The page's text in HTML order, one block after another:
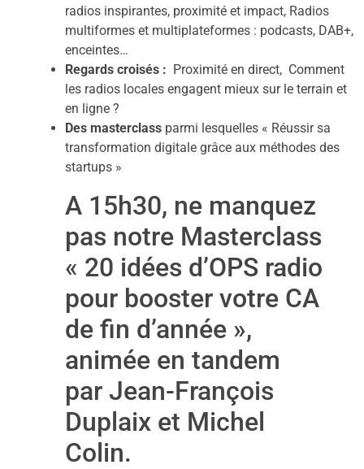
radios inspirantes, proximité et impact, Radios
multiformes et multiplateformes : podcasts, DAB+,
enceintes…
Regards croisés : Proximité en direct, Comment
les radios locales engagent mieux sur le terrain et
en ligne ?
Des masterclass parmi lesquelles « Réussir sa
transformation digitale grâce aux méthodes des
startups »
A 15h30, ne manquez
pas notre Masterclass
« 20 idées d’OPS radio
pour booster votre CA
de fin d’année »,
animée en tandem
par Jean-François
Duplaix et Michel
Colin.